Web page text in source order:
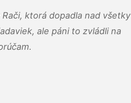
ktorá dopadla nad všetky
ale páni to zvládli na